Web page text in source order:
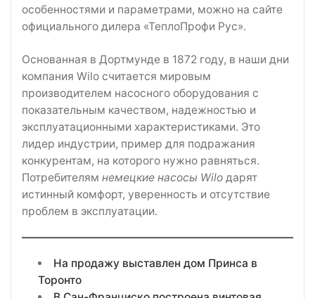
особенностями и параметрами, можно на сайте
официального дилера «ТеплоПрофи Рус».
Основанная в Дортмунде в 1872 году, в наши дни
компания Wilo считается мировым
производителем насосного оборудования с
показательным качеством, надежностью и
эксплуатационными характеристиками. Это
лидер индустрии, пример для подражания
конкурентам, на которого нужно равняться.
Потребителям немецкие насосы Wilo дарят
истинный комфорт, уверенность и отсутствие
проблем в эксплуатации.
На продажу выставлен дом Принса в
Торонто